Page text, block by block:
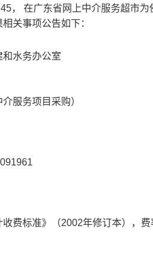
， 在广东省网上中介服务超市
关事项公告如下：
水务办公室
服务项目采购）
费标准》（2002年修订本），